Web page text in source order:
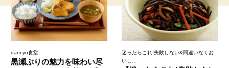
dancyu食堂
黒瀬ぶりの魅力を味わい尽
迷ったらこれ!失敗しない&間違いなくお
いし...